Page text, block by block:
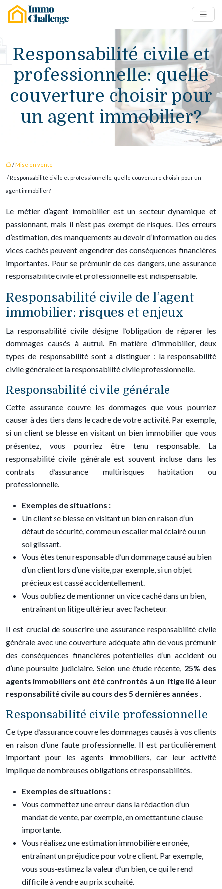
Responsabilité civile et
professionnelle: quelle
couverture choisir pour
un agent immobilier?
/Mise en vente
/ Responsabilité civile et professionnelle: quelle couverture choisir pour un
agent immobilier?
Le métier d’agent immobilier est un secteur dynamique et
passionnant, mais il n’est pas exempt de risques. Des erreurs
d’estimation, des manquements au devoir d’information ou des
vices cachés peuvent engendrer des conséquences financières
importantes. Pour se prémunir de ces dangers, une assurance
responsabilité civile et professionnelle est indispensable.
Responsabilité civile de l’agent
immobilier: risques et enjeux
La responsabilité civile désigne l’obligation de réparer les
dommages causés à autrui. En matière d’immobilier, deux
types de responsabilité sont à distinguer : la responsabilité
civile générale et la responsabilité civile professionnelle.
Responsabilité civile générale
Cette assurance couvre les dommages que vous pourriez
causer à des tiers dans le cadre de votre activité. Par exemple,
si un client se blesse en visitant un bien immobilier que vous
présentez, vous pourriez être tenu responsable. La
responsabilité civile générale est souvent incluse dans les
contrats d’assurance multirisques habitation ou
professionnelle.
Exemples de situations :
Un client se blesse en visitant un bien en raison d’un
défaut de sécurité, comme un escalier mal éclairé ou un
sol glissant.
Vous êtes tenu responsable d’un dommage causé au bien
d’un client lors d’une visite, par exemple, si un objet
précieux est cassé accidentellement.
Vous oubliez de mentionner un vice caché dans un bien,
entraînant un litige ultérieur avec l’acheteur.
Il est crucial de souscrire une assurance responsabilité civile
générale avec une couverture adéquate afin de vous prémunir
des conséquences financières potentielles d’un accident ou
d’une poursuite judiciaire. Selon une étude récente, 25% des
agents immobiliers ont été confrontés à un litige lié à leur
responsabilité civile au cours des 5 dernières années .
Responsabilité civile professionnelle
Ce type d’assurance couvre les dommages causés à vos clients
en raison d’une faute professionnelle. Il est particulièrement
important pour les agents immobiliers, car leur activité
implique de nombreuses obligations et responsabilités.
Exemples de situations :
Vous commettez une erreur dans la rédaction d’un
mandat de vente, par exemple, en omettant une clause
importante.
Vous réalisez une estimation immobilière erronée,
entraînant un préjudice pour votre client. Par exemple,
vous sous-estimez la valeur d’un bien, ce qui le rend
difficile à vendre au prix souhaité.